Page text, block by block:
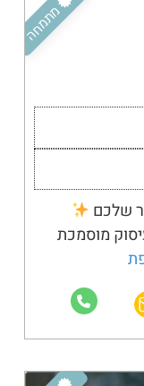
מתמחה
שלכם
מוסמכת